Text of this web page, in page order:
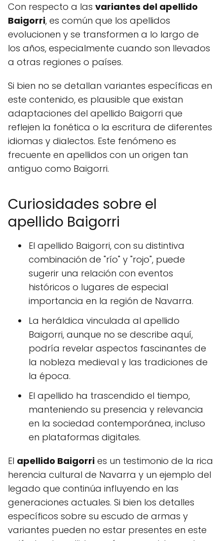
Con respecto a las variantes del apellido
Baigorri, es común que los apellidos
evolucionen y se transformen a lo largo de
los años, especialmente cuando son llevados
a otras regiones o países.
Si bien no se detallan variantes específicas en
este contenido, es plausible que existan
adaptaciones del apellido Baigorri que
reflejen la fonética o la escritura de diferentes
idiomas y dialectos. Este fenómeno es
frecuente en apellidos con un origen tan
antiguo como Baigorri.
Curiosidades sobre el
apellido Baigorri
El apellido Baigorri, con su distintiva
combinación de "río" y "rojo", puede
sugerir una relación con eventos
históricos o lugares de especial
importancia en la región de Navarra.
La heráldica vinculada al apellido
Baigorri, aunque no se describe aquí,
podría revelar aspectos fascinantes de
la nobleza medieval y las tradiciones de
la época.
El apellido ha trascendido el tiempo,
manteniendo su presencia y relevancia
en la sociedad contemporánea, incluso
en plataformas digitales.
El apellido Baigorri es un testimonio de la rica
herencia cultural de Navarra y un ejemplo del
legado que continúa influyendo en las
generaciones actuales. Si bien los detalles
específicos sobre su escudo de armas y
variantes pueden no estar presentes en este